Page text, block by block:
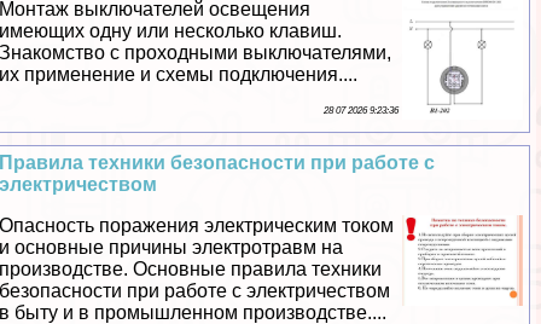
Монтаж выключателей освещения
имеющих одну или несколько клавиш.
Знакомство с проходными выключателями,
их применение и схемы подключения....
28 07 2026 9:23:36
Правила техники безопасности при работе с
электричеством
Опасность поражения электрическим током
и основные причины электротравм на
производстве. Основные правила техники
безопасности при работе с электричеством
в быту и в промышленном производстве....